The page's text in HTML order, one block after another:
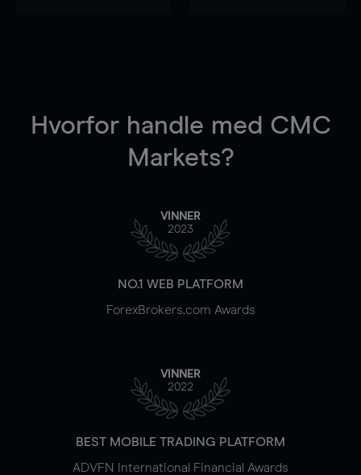
Hvorfor handle med CMC
Markets?
VINNER
2023
NO.1 WEB PLATFORM
ForexBrokers.com Awards
VINNER
2022
BEST MOBILE TRADING PLATFORM
ADVFN International Financial Awards